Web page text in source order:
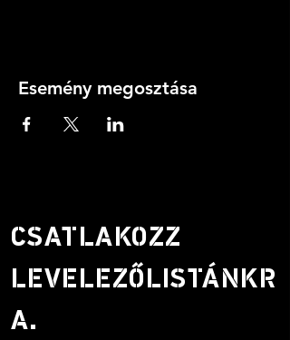
Esemény megosztása
CSATLAKOZZ
LEVELEZŐLISTÁNKR
A.